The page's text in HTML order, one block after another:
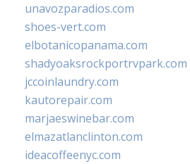
unavozparadios.com
shoes-vert.com
elbotanicopanama.com
shadyoaksrockportrvpark.com
jccoinlaundry.com
kautorepair.com
marjaeswinebar.com
elmazatlanclinton.com
ideacoffeenyc.com